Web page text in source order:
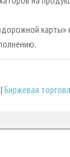
| Биржевая